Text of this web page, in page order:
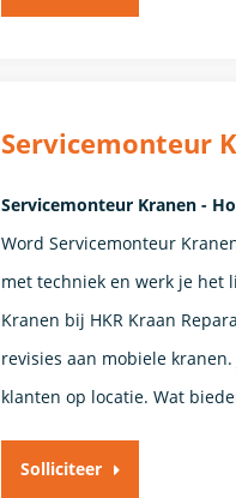
Servicemonteur
Servicemonteur Kranen -
Word Servicemonteur
met techniek en werk je het
Kranen bij HKR Kraan
revisies aan mobiele
klanten op locatie. Wat
Solliciteer